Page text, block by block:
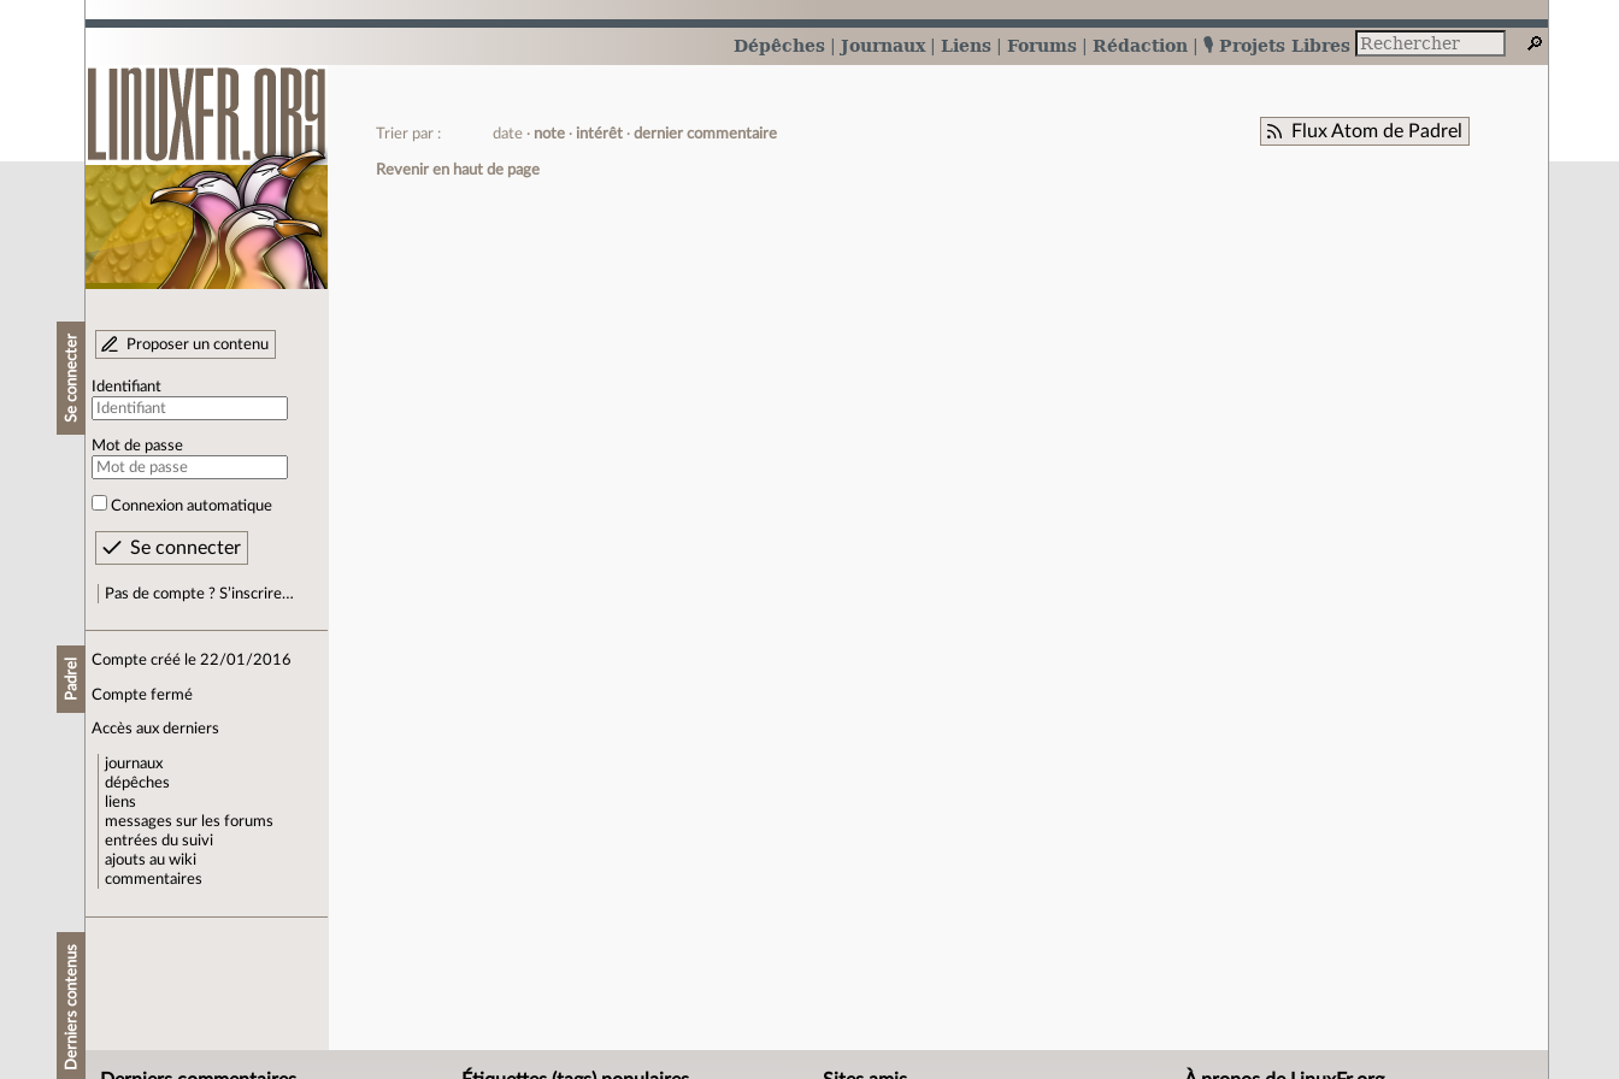
Dépêches Journaux Liens Forums Rédaction 🎙️ Projets Libres
Se connecter Proposer un contenu
Identifiant
Mot de passe
Connexion automatique
Pas de compte ? S’inscrire…
Padrel Compte créé le 22/01/2016
Compte fermé
Accès aux derniers
journaux
dépêches
liens
messages sur les forums
entrées du suivi
ajouts au wiki
commentaires
Derniers contenus
Flux Atom de Padrel
Trier par : date note intérêt dernier commentaire
Revenir en haut de page